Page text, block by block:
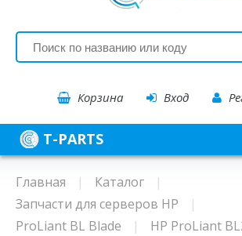
Корзина Вход
T-PARTS
Главная
Каталог
Запчасти для серверов HP
ProLiant BL Blade
HP ProLiant